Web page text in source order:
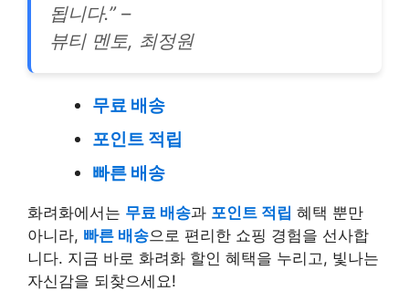
됩니다.” –
뷰티 멘토, 최정원
무료 배송
포인트 적립
빠른 배송
화려화에서는 무료 배송과 포인트 적립 혜택 뿐만
아니라, 빠른 배송으로 편리한 쇼핑 경험을 선사합
니다. 지금 바로 화려화 할인 혜택을 누리고, 빛나는
자신감을 되찾으세요!